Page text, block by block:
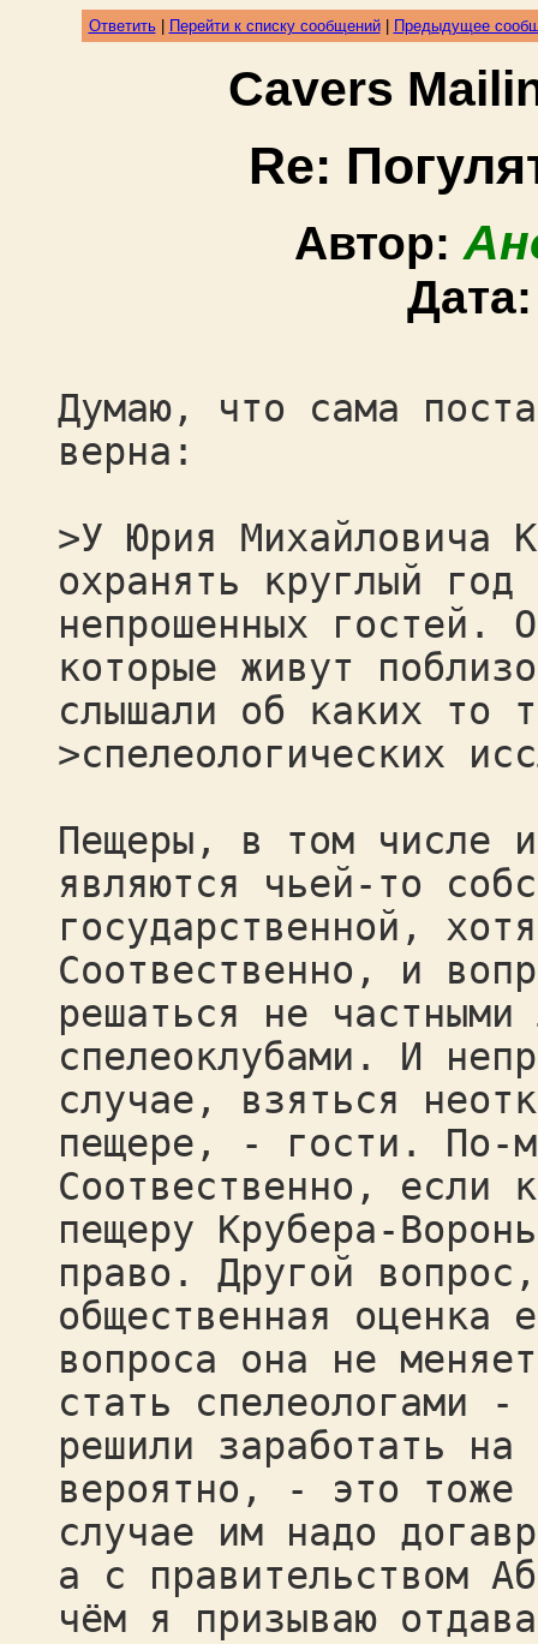
Ответить| Перейти к списку сообщений| Предыдущее
Cavers
Re:
Автор:
Думаю, что сама
верна:
>У Юрия Михайловича
охранять круглый
непрошенных гостей.
которые живут
слышали об каких то
>спелеологических
Пещеры, в том числе
являются чьей-то
государственной,
Соотвественно, и
решаться не
спелеоклубами. И
случае, взяться
пещере, - гости. По-
Соотвественно, если
пещеру Крубера-
право. Другой
общественная оценка
вопроса она не
стать спелеологами
решили заработать
вероятно, - это тоже
случае им надо
а с правительством
чём я призываю